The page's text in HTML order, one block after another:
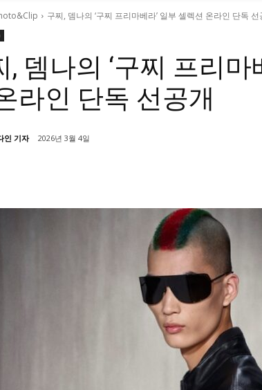
구찌, 뎀나의 ‘구찌 프리마베라’ 일부 셀렉션 온라인 단독 선
, 뎀나의 ‘구찌 프리마
라인 단독 선공개
인 기자 2026년 3월 4일